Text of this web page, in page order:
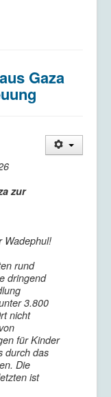
Gaza
zur
Wadephul!
rund
dringend
3.800
nicht
für Kinder
durch das
Die
ist